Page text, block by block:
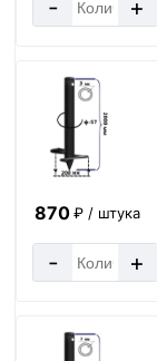
- +
870₽ / штука
- +